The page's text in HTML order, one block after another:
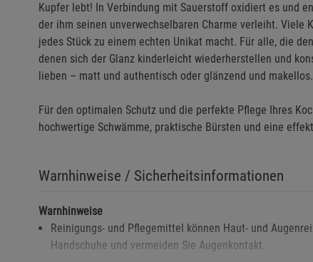
Kupfer lebt! In Verbindung mit Sauerstoff oxidiert es und
der ihm seinen unverwechselbaren Charme verleiht.
jedes Stück zu einem echten Unikat macht. Für alle, die
denen sich der Glanz kinderleicht wiederherstellen und
lieben – matt und authentisch oder glänzend und makellos.
Für den optimalen Schutz und die perfekte Pflege Ihres
hochwertige Schwämme, praktische Bürsten und eine
Warnhinweise / Sicherheitsinformationen
Warnhinweise
Reinigungs- und Pflegemittel können Haut- und
Handschuhe und vermeiden Sie Augenkontakt.